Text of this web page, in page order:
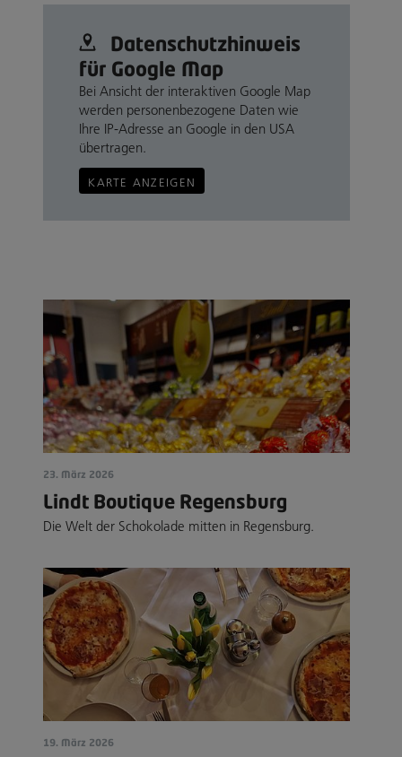
Datenschutz­hinweis
für Google Map
Bei Ansicht der interaktiven Google Map
werden personenbezogene Daten wie
Ihre IP-Adresse an Google in den USA
übertragen.
KARTE ANZEIGEN
23. März 2026
Lindt Boutique Regensburg
Die Welt der Schokolade mitten in Regensburg.
19. März 2026